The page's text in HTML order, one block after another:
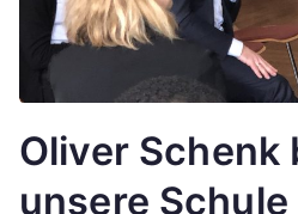
Oliver Schenk
unsere Schule